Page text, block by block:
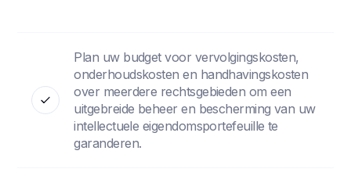
Plan uw budget voor vervolgingskosten,
onderhoudskosten en handhavingskosten
over meerdere rechtsgebieden om een
uitgebreide beheer en bescherming van uw
intellectuele eigendomsportefeuille te
garanderen.